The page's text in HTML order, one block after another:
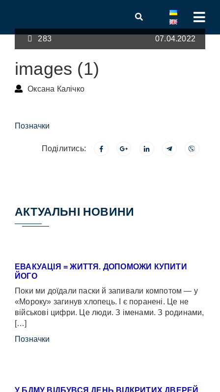
283 07.04.2022
images (1)
Оксана Калічко
Позначки
Поділитись:
АКТУАЛЬНІ НОВИНИ
ЕВАКУАЦІЯ = ЖИТТЯ. ДОПОМОЖИ КУПИТИ
ЙОГО
Поки ми доїдали паски й запивали компотом — у
«Мороку» загинув хлопець. І є поранені. Це не
військові цифри. Це люди. З іменами. З родинами,
[…]
Позначки
У БДМУ ВІДБУВСЯ ДЕНЬ ВІДКРИТИХ ДВЕРЕЙ